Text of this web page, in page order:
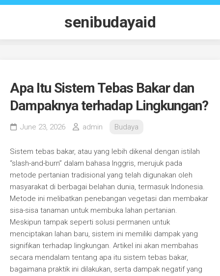
Skip
senibudayaid
Apa Itu Sistem Tebas Bakar dan
Dampaknya terhadap Lingkungan?
June 23, 2026 admin Budaya
Sistem tebas bakar, atau yang lebih dikenal dengan istilah
“slash-and-burn” dalam bahasa Inggris, merujuk pada
metode pertanian tradisional yang telah digunakan oleh
masyarakat di berbagai belahan dunia, termasuk Indonesia.
Metode ini melibatkan penebangan vegetasi dan membakar
sisa-sisa tanaman untuk membuka lahan pertanian.
Meskipun tampak seperti solusi permanen untuk
menciptakan lahan baru, sistem ini memiliki dampak yang
signifikan terhadap lingkungan. Artikel ini akan membahas
secara mendalam tentang apa itu sistem tebas bakar,
bagaimana praktik ini dilakukan, serta dampak negatif yang